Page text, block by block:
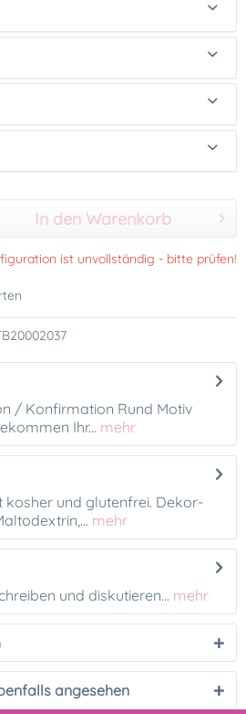
In den Warenkorb
ist unvollständig - bitte prüfen!
/ Konfirmation Rund Motiv
Ihr... mehr
kosher und glutenfrei. Dekor-
mehr
und diskutieren... mehr
angesehen